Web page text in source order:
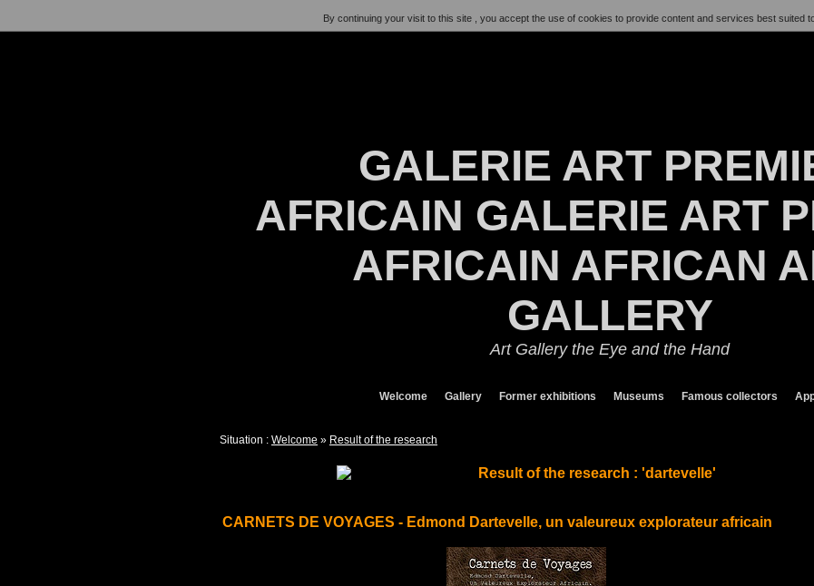
By continuing your visit to this site , you accept the use of cookies to provide content and services best suited
GALERIE ART
AFRICAIN GALERIE ART
AFRICAIN AFRICAN
GALLERY
Art Gallery the Eye and the Hand
Welcome Gallery Former exhibitions Museums Famous collectors
Situation : Welcome » Result of the research
Result of the research : 'dartevelle'
CARNETS DE VOYAGES - Edmond Dartevelle, un valeureux explorateur africain